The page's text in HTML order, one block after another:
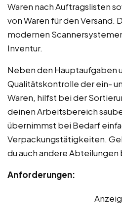
Waren nach Auftragslisten
von Waren für den Versand.
modernen
Inventur.
Neben den Hauptaufgaben
Qualitätskontrolle der ein-
Waren, hilfst bei der
deinen Arbeitsbereich
übernimmst bei Bedarf
Verpackungstätigkeiten.
du auch andere
Anforderungen: